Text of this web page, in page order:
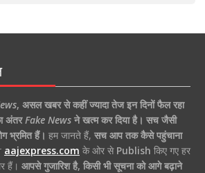
, असल खबर से कहीं ज्यादा तेज इन दिनों फैल रहा
अंतर Fake Newsने खत्म कर दिया है। सच जैसी
भ्रमित हैं। हम जानते हैं, सच आप तक कैसे पहुंचाना
aajexpress.com के ओर से Publish किए गए हर
हैं। आपसे गुजारिश है, किसी भी सूचना को आगे बढ़ाने